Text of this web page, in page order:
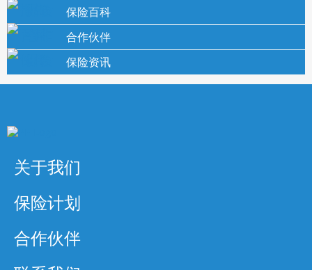
保险百科
合作伙伴
保险资讯
关于我们
保险计划
合作伙伴